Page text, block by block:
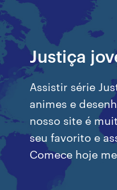
Justiça
Assistir série
animes e
nosso site é
seu favorito e
Comece hoje